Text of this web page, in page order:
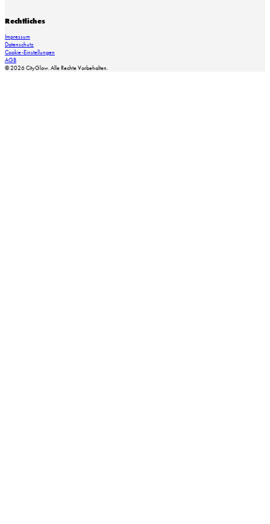
Rechtliches
Impressum
Datenschutz
Cookie-Einstellungen
AGB
© 2026 CityGlow. Alle Rechte Vorbehalten.